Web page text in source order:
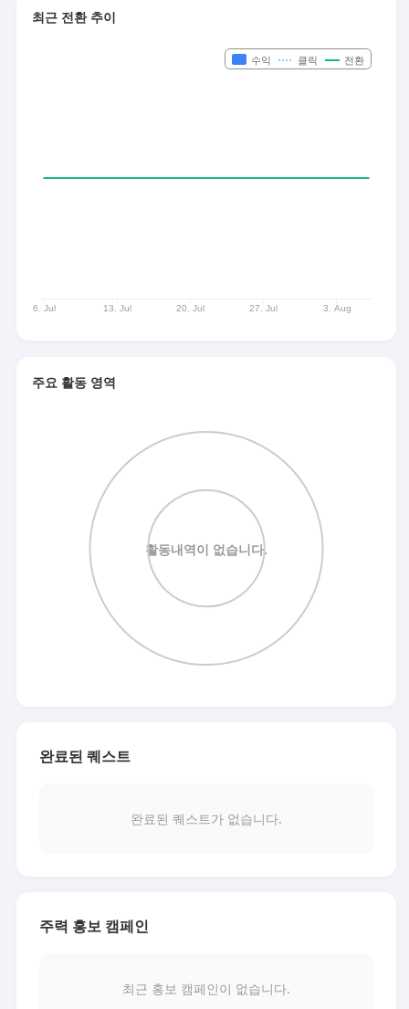
최근 전환 추이
주요 활동 영역
완료된 퀘스트
완료된 퀘스트가 없습니다.
주력 홍보 캠페인
최근 홍보 캠페인이 없습니다.